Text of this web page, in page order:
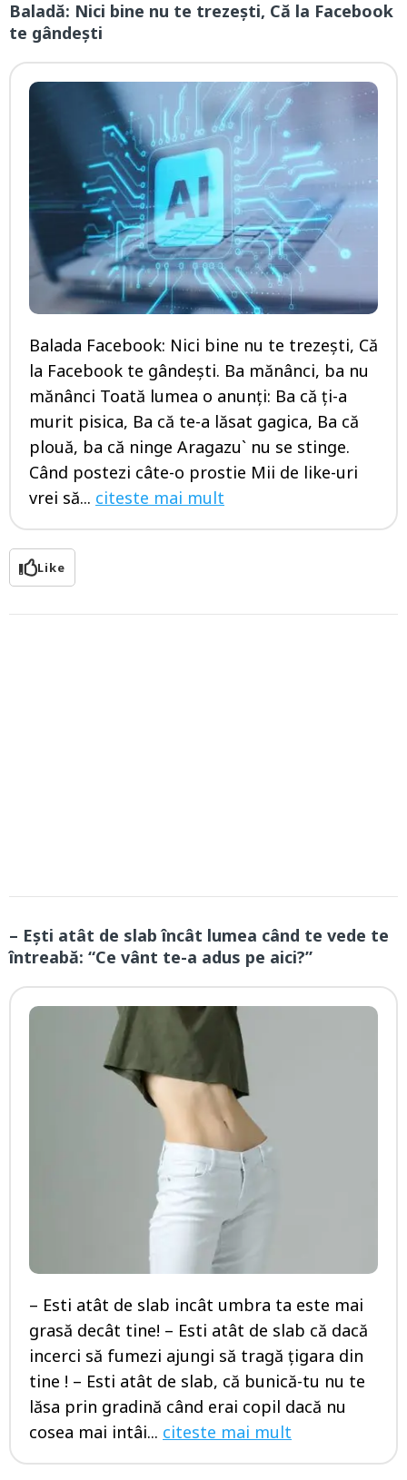
Baladă: Nici bine nu te trezești, Că la Facebook
te gândești
Balada Facebook: Nici bine nu te trezești, Că
la Facebook te gândești. Ba mănânci, ba nu
mănânci Toată lumea o anunți: Ba că ți-a
murit pisica, Ba că te-a lăsat gagica, Ba că
plouă, ba că ninge Aragazu` nu se stinge.
Când postezi câte-o prostie Mii de like-uri
vrei să... citeste mai mult
Like
– Ești atât de slab încât lumea când te vede te
întreabă: “Ce vânt te-a adus pe aici?”
– Esti atât de slab incât umbra ta este mai
grasă decât tine! – Esti atât de slab că dacă
incerci să fumezi ajungi să tragă țigara din
tine ! – Esti atât de slab, că bunică-tu nu te
lăsa prin gradină când erai copil dacă nu
cosea mai intâi... citeste mai mult